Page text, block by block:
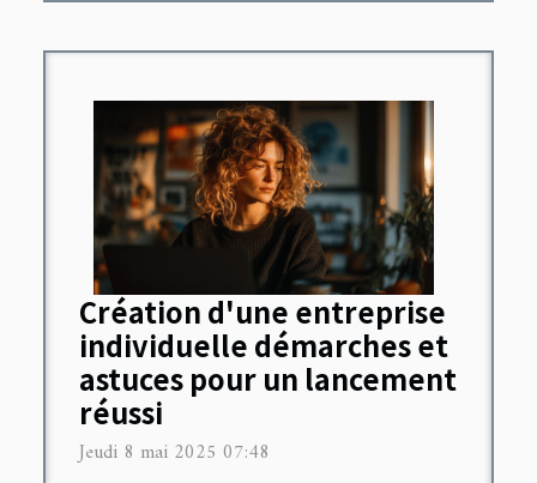
Création d'une entreprise
individuelle démarches et
astuces pour un lancement
réussi
Jeudi 8 mai 2025 07:48